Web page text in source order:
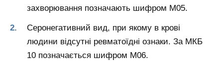
захворювання позначають шифром М05.
Серонегативний вид, при якому в крові
людини відсутні ревматоїдні ознаки. За МКБ
10 позначається шифром М06.